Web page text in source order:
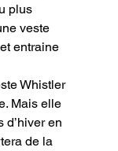
plus
veste
entraine
Whistler
Mais elle
d’hiver en
de la